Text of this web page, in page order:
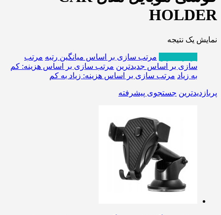
HOLDER
نمایش یک نتیجه
مرتب سازی بر اساس میانگین رتبه مرتب
سازی بر اساس جدیدترین مرتب سازی بر اساس هزینه: کم
به زیاد مرتب سازی بر اساس هزینه: زیاد به کم
پربازدیدترین جستجوی پیشرفته